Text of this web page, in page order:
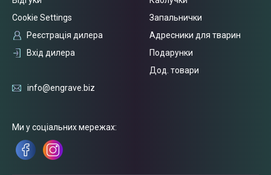
Cookie Settings
Реєстрація дилера
Вхід дилера
Запальнички
Адресники для тварин
Подарунки
Дод. товари
info@engrave.biz
Ми у соціальних мережах: